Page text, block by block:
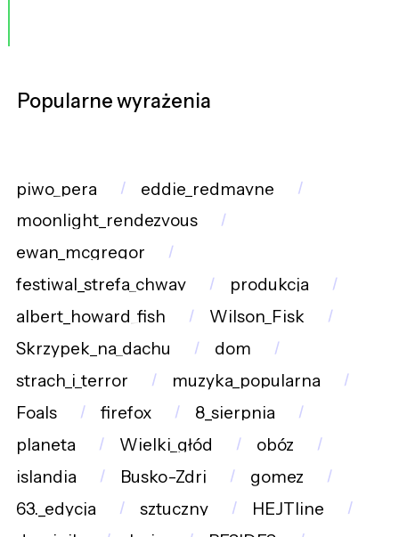
Popularne wyrażenia
piwo_pera
eddie_redmayne
moonlight_rendezvous
ewan_mcgregor
festiwal_strefa_chway
produkcja
albert_howard_fish
Wilson_Fisk
Skrzypek_na_dachu
dom
strach_i_terror
muzyka_popularna
Foals
firefox
8_sierpnia
planeta
Wielki_głód
obóz
islandia
Busko-Zdrj
gomez
63._edycja
sztuczny
HEJTline